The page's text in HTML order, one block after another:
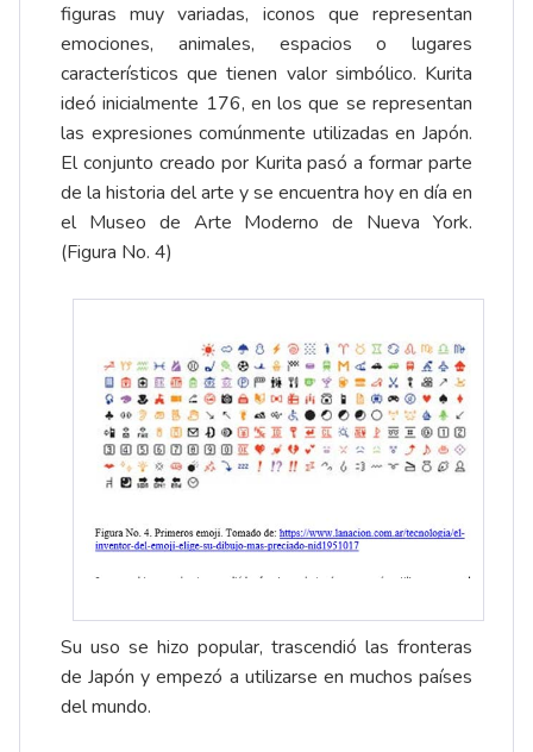
figuras muy variadas, iconos que representan
emociones, animales, espacios o lugares
característicos que tienen valor simbólico. Kurita
ideó inicialmente 176, en los que se representan
las expresiones comúnmente utilizadas en Japón.
El conjunto creado por Kurita pasó a formar parte
de la historia del arte y se encuentra hoy en día en
el Museo de Arte Moderno de Nueva York.
(Figura No. 4)
Su uso se hizo popular, trascendió las fronteras
de Japón y empezó a utilizarse en muchos países
del mundo.